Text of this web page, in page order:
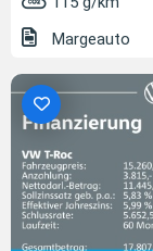
Margeauto